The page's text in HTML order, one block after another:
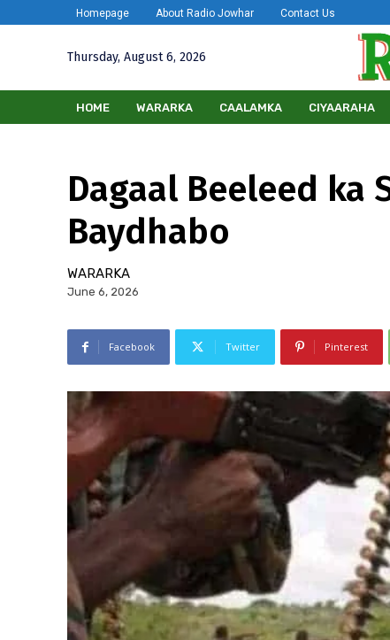
Homepage About Radio Jowhar Contact Us
Thursday, August 6, 2026
HOME WARARKA CAALAMKA CIYAARAHA
Dagaal Beeleed ka
Baydhabo
WARARKA
June 6, 2026
Facebook Twitter Pinterest